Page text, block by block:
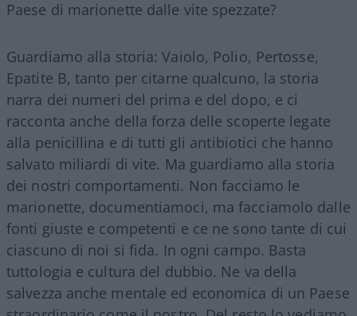
Paese di marionette dalle vite spezzate?
Guardiamo alla storia: Vaiolo, Polio, Pertosse,
Epatite B, tanto per citarne qualcuno, la storia
narra dei numeri del prima e del dopo, e ci
racconta anche della forza delle scoperte legate
alla penicillina e di tutti gli antibiotici che hanno
salvato miliardi di vite. Ma guardiamo alla storia
dei nostri comportamenti. Non facciamo le
marionette, documentiamoci, ma facciamolo dalle
fonti giuste e competenti e ce ne sono tante di cui
ciascuno di noi si fida. In ogni campo. Basta
tuttologia e cultura del dubbio. Ne va della
salvezza anche mentale ed economica di un Paese